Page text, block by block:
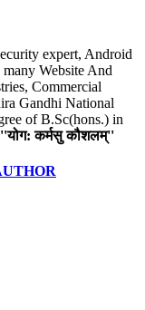
expert, Android
Website And
Commercial
Gandhi National
of B.Sc(hons.) in
''योग: कर्मसु कौशलम्''